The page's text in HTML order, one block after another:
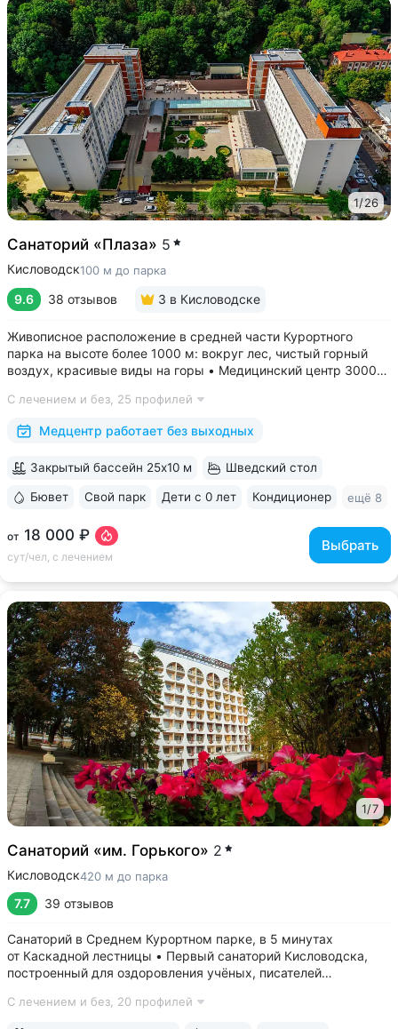
1/26
Санаторий «Плаза» 5
Кисловодск100 м до парка
9.6 38 отзывов 3 в Кисловодске
Живописное расположение в средней части Курортного
парка на высоте более 1000 м: вокруг лес, чистый горный
воздух, красивые виды на горы • Медицинский центр 3000
квалификации • Более 1000 видов диагностики и ДНК-
исследований. Есть диагностика...
С лечением и без, 25 профилей
Медцентр работает без выходных
от 18 000 ₽
сут/чел, с лечением
Выбрать
Закрытый бассейн 25x10 м Шведский стол
Бювет Свой парк Дети с 0 лет Кондиционер ещё 8
1/7
Санаторий «им. Горького» 2
Кисловодск420 м до парка
7.7 39 отзывов
Санаторий в Среднем Курортном парке, в 5 минутах
от Каскадной лестницы • Первый санаторий Кисловодска,
построенный для оздоровления учёных, писателей
Ахматова, Станиславский, Вернадский, Маршак •
С лечением и без, 20 профилей